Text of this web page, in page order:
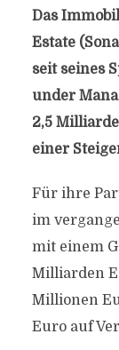
Das
Estate
seit seines
under
2,5
einer
Für ihre
im
mit einem
Milliarden
Millionen
Euro auf